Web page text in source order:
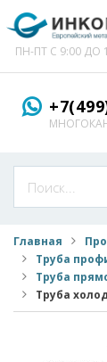
ПН-ПТ С 9:00 ДО
Главная
Труба
Труба
Труба